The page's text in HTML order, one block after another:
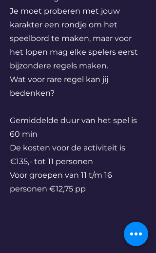
Je moet proberen met jouw
karakter een rondje om het
speelbord te maken, maar voor
het lopen mag elke spelers eerst
bijzondere regels maken.
Wat voor rare regel kan jij
bedenken?
Gemiddelde duur van het spel is
60 min
De kosten voor de activiteit is
€135,- tot 11 personen
Voor groepen van 11 t/m 16
personen €12,75 pp